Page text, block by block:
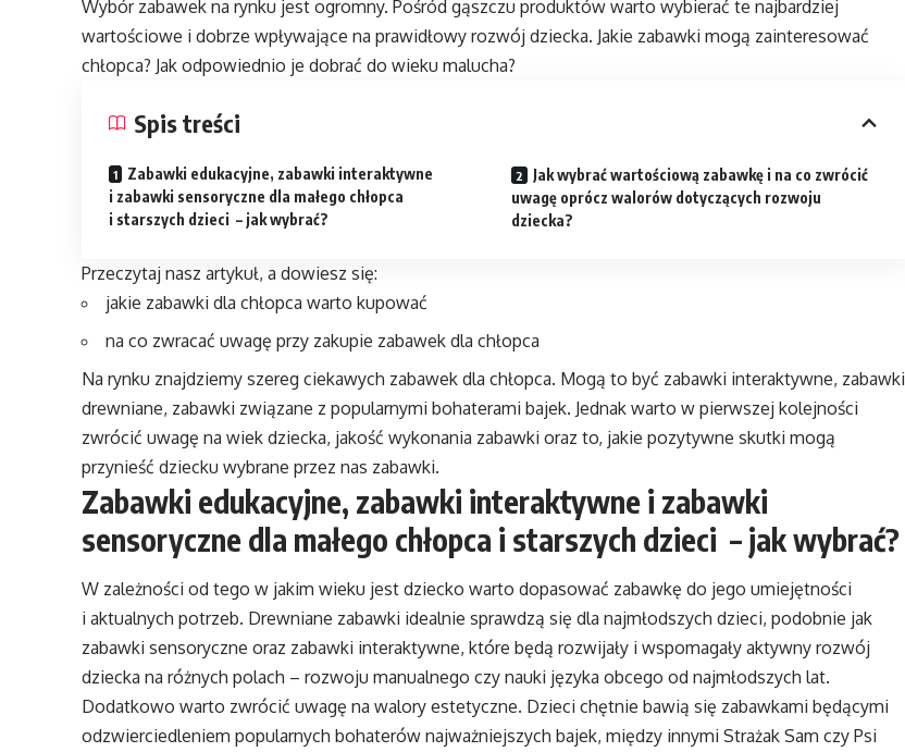
Wybór zabawek na rynku jest ogromny. Pośród gąszczu produktów warto wybierać te najbardziej
wartościowe i dobrze wpływające na prawidłowy rozwój dziecka. Jakie zabawki mogą zainteresować
chłopca? Jak odpowiednio je dobrać do wieku malucha?
Spis treści
Zabawki edukacyjne, zabawki interaktywne
i zabawki sensoryczne dla małego chłopca
i starszych dzieci – jak wybrać?
Jak wybrać wartościową zabawkę i na co zwrócić
uwagę oprócz walorów dotyczących rozwoju
dziecka?
Przeczytaj nasz artykuł, a dowiesz się:
jakie zabawki dla chłopca warto kupować
na co zwracać uwagę przy zakupie zabawek dla chłopca
Na rynku znajdziemy szereg ciekawych zabawek dla chłopca. Mogą to być zabawki interaktywne, zabawki
drewniane, zabawki związane z popularnymi bohaterami bajek. Jednak warto w pierwszej kolejności
zwrócić uwagę na wiek dziecka, jakość wykonania zabawki oraz to, jakie pozytywne skutki mogą
przynieść dziecku wybrane przez nas zabawki.
Zabawki edukacyjne, zabawki interaktywne i zabawki
sensoryczne dla małego chłopca i starszych dzieci – jak wybrać?
W zależności od tego w jakim wieku jest dziecko warto dopasować zabawkę do jego umiejętności
i aktualnych potrzeb. Drewniane zabawki idealnie sprawdzą się dla najmłodszych dzieci, podobnie jak
zabawki sensoryczne oraz zabawki interaktywne, które będą rozwijały i wspomagały aktywny rozwój
dziecka na różnych polach – rozwoju manualnego czy nauki języka obcego od najmłodszych lat.
Dodatkowo warto zwrócić uwagę na walory estetyczne. Dzieci chętnie bawią się zabawkami będącymi
odzwierciedleniem popularnych bohaterów najważniejszych bajek, między innymi Strażak Sam czyPsi